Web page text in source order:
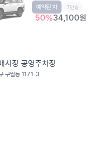
중형SUV 7인승
50%34,100원
예약된 차
시장 공영주차장
구월동 1171-3